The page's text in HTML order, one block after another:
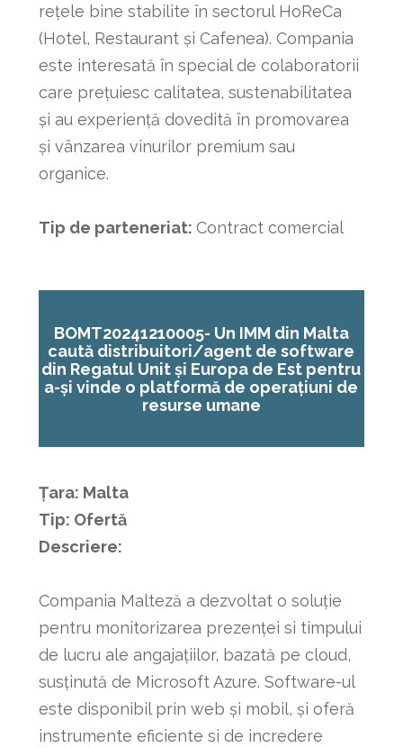
rețele bine stabilite în sectorul HoReCa
(Hotel, Restaurant și Cafenea). Compania
este interesată în special de colaboratorii
care prețuiesc calitatea, sustenabilitatea
și au experiență dovedită în promovarea
și vânzarea vinurilor premium sau
organice.
Tip de parteneriat: Contract comercial
BOMT20241210005- Un IMM din Malta
caută distribuitori/agent de software
din Regatul Unit și Europa de Est pentru
a-și vinde o platformă de operațiuni de
resurse umane
Țara: Malta
Tip: Ofertă
Descriere:
Compania Malteză a dezvoltat o soluție
pentru monitorizarea prezenței si timpului
de lucru ale angajațiilor, bazată pe cloud,
susținută de Microsoft Azure. Software-ul
este disponibil prin web și mobil, și oferă
instrumente eficiente si de incredere